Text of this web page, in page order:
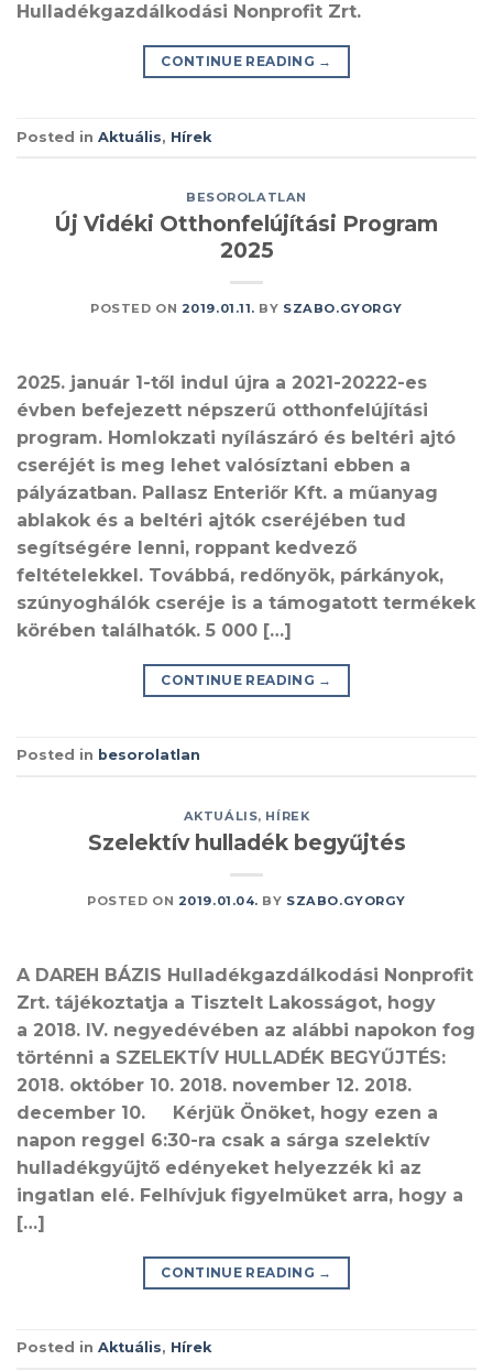
Hulladékgazdálkodási Nonprofit Zrt.
CONTINUE READING →
Posted in Aktuális, Hírek
BESOROLATLAN
Új Vidéki Otthonfelújítási Program
2025
POSTED ON 2019.01.11. BY SZABO.GYORGY
2025. január 1-től indul újra a 2021-20222-es
évben befejezett népszerű otthonfelújítási
program. Homlokzati nyílászáró és beltéri ajtó
cseréjét is meg lehet valósíztani ebben a
pályázatban. Pallasz Enteriőr Kft. a műanyag
ablakok és a beltéri ajtók cseréjében tud
segítségére lenni, roppant kedvező
feltételekkel. Továbbá, redőnyök, párkányok,
szúnyoghálók cseréje is a támogatott termékek
körében találhatók. 5 000 […]
CONTINUE READING →
Posted in besorolatlan
AKTUÁLIS, HÍREK
Szelektív hulladék begyűjtés
POSTED ON 2019.01.04. BY SZABO.GYORGY
A DAREH BÁZIS Hulladékgazdálkodási Nonprofit
Zrt. tájékoztatja a Tisztelt Lakosságot, hogy
a 2018. IV. negyedévében az alábbi napokon fog
történni a SZELEKTÍV HULLADÉK BEGYŰJTÉS:
2018. október 10. 2018. november 12. 2018.
december 10. Kérjük Önöket, hogy ezen a
napon reggel 6:30-ra csak a sárga szelektív
hulladékgyűjtő edényeket helyezzék ki az
ingatlan elé. Felhívjuk figyelmüket arra, hogy a
[…]
CONTINUE READING →
Posted in Aktuális, Hírek